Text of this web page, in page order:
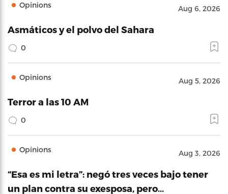
Opinions Aug 6, 2026
Asmáticos y el polvo del Sahara
0
Opinions Aug 5, 2026
Terror a las 10 AM
0
Opinions Aug 3, 2026
“Esa es mi letra”: negó tres veces bajo tener
un plan contra su exesposa, pero…